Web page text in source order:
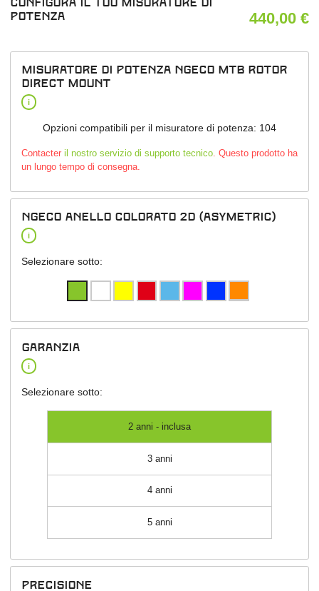
potenza
440,00 €
Misuratore di potenza NGeco MTB Rotor
Direct Mount
i
Opzioni compatibili per il misuratore di potenza: 104
Contacter il nostro servizio di supporto tecnico. Questo prodotto ha
un lungo tempo di consegna.
NGeco anello colorato 2D (asymetric)
i
Selezionare sotto:
garanzia
i
Selezionare sotto:
2 anni - inclusa
3 anni
4 anni
5 anni
precisione